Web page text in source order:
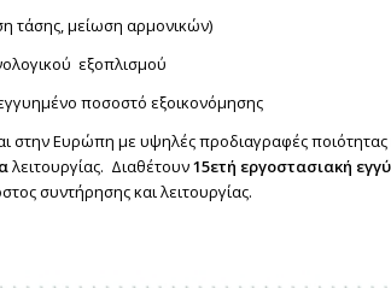
τάσης, μείωση αρμονικών)
εξοπλισμού
ποσοστό εξοικονόμησης
Ευρώπη με υψηλές προδιαγραφές ποιότητας
λειτουργίας. Διαθέτουν15ετή εργοστασιακή
συντήρησης και λειτουργίας.